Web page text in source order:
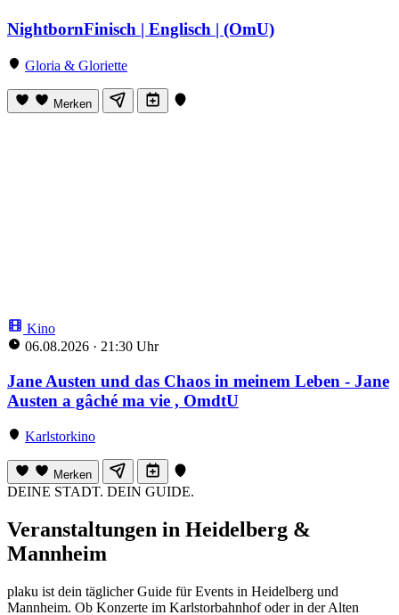
NightbornFinisch | Englisch | (OmU)
Gloria & Gloriette
Merken
Kino
06.08.2026 · 21:30 Uhr
Jane Austen und das Chaos in meinem Leben - Jane
Austen a gâché ma vie , OmdtU
Karlstorkino
Merken
DEINE STADT. DEIN GUIDE.
Veranstaltungen in Heidelberg &
Mannheim
plaku ist dein täglicher Guide für Events in Heidelberg und
Mannheim. Ob Konzerte im Karlstorbahnhof oder in der Alten